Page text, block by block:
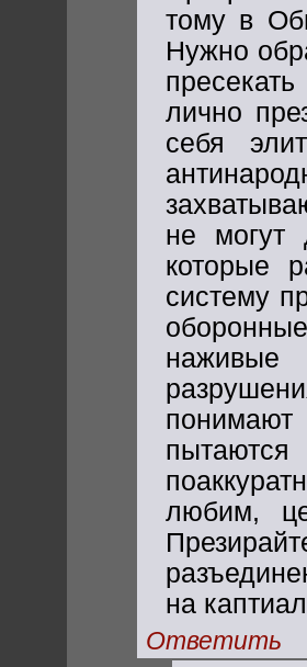
тому в
Нужно
лично
себя
не могут
которые
систему
любим,
на
Ответить